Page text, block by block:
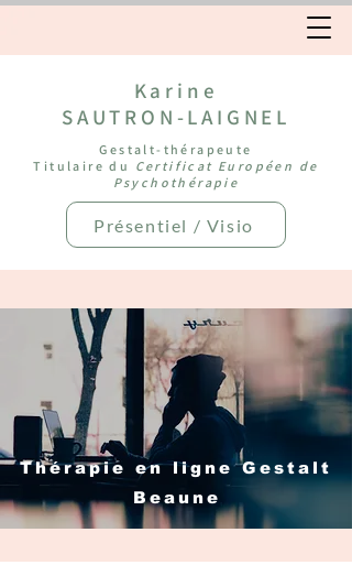
Karine
SAUTRON-LAIGNEL
Gestalt-thérapeute
Titulaire du Certificat Européen de
Psychothérapie
Présentiel / Visio
Thérapie en ligne Gestalt
Beaune